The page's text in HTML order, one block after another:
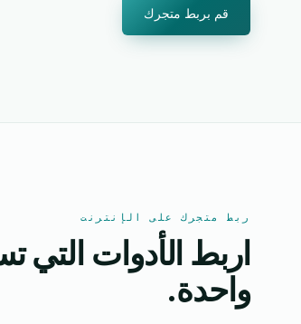
قم بربط متجرك
ربط متجرك على الإنترنت
اربط الأدوات التي
واحدة.